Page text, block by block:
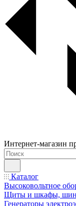
Интернет-магазин
Каталог
Высоковольтное
Щиты и шкафы,
Генераторы